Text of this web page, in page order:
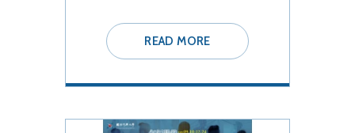
READ MORE